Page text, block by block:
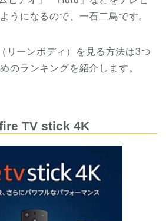
うになるので、一石二鳥です。
リーンボディ）を見る方法は3つ
のランキングを紹介します。
TV stick 4K